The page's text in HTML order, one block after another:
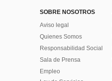
SOBRE NOSOTROS
Aviso legal
Quienes Somos
Responsabilidad Social
Sala de Prensa
Empleo